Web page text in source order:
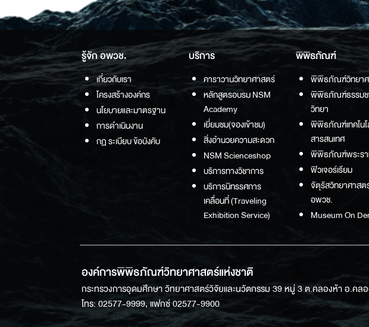
รู้จัก อพวช.
เกี่ยวกับเรา
โครงสร้างองค์กร
นโยบายและมาตรฐาน
การดำเนินงาน
กฏ ระเบียบ ข้อบังคับ
บริการ
คาราวานวิทยาศาสตร์
หลักสูตรอบรม NSM
Academy
เยี่ยมชม(จองเข้าชม)
สิ่งอำนวยความสะดวก
NSM Scienceshop
บริการทางวิชาการ
บริการนิทรรศการ
เคลื่อนที่ (Traveling
Exhibition Service)
พิพิธภัณฑ์
พิพิธภัณฑ์วิทยา
พิพิธภัณฑ์ธรรม
วิทยา
พิพิธภัณฑ์เทคโน
สารสนเทศ
พิพิธภัณฑ์พระรา
ฟิวเจอร์เรียม
จัตุรัสวิทยาศาสต
อพวช.
Museum On
องค์การพิพิธภัณฑ์วิทยาศาสตร์แห่งชาติ
กระทรวงการอุดมศึกษา วิทยาศาสตร์วิจัยและนวัตกรรม 39 หมู่ 3 ต.คลองห้า อ.คล
โทร: 02577-9999, แฟกซ์ 02577-9900